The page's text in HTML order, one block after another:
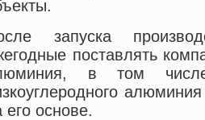
запуска
поставлять
в том
его основе.